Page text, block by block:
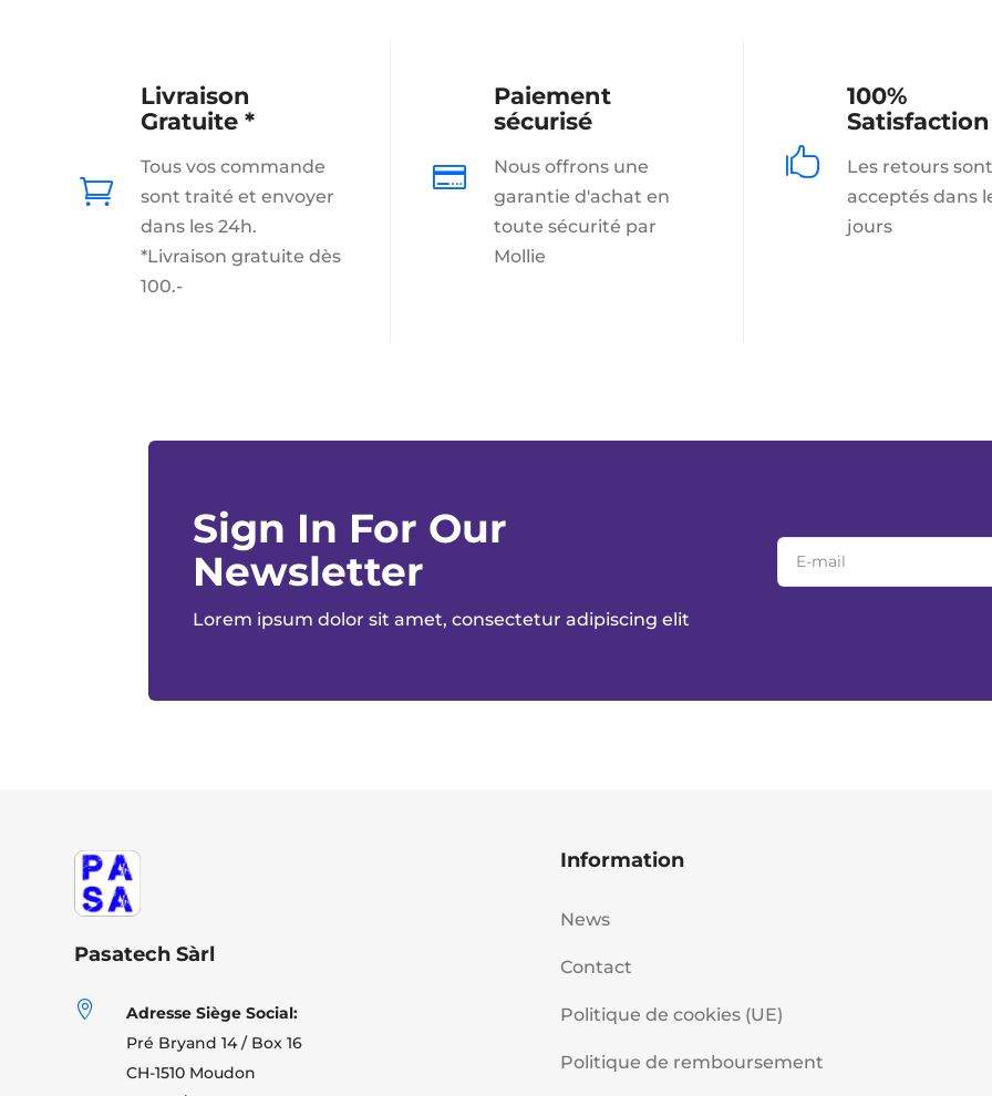

Livraison
Gratuite *
Tous vos commande
sont traité et envoyer
dans les 24h.
*Livraison gratuite dès
100.-

Paiement
sécurisé
Nous offrons une
garantie d'achat en
toute sécurité par
Mollie

100%
Satisfaction
Les retours
acceptés dans
jours
Sign In For Our
Newsletter
Lorem ipsum dolor sit amet, consectetur adipiscing elit
Pasatech Sàrl

Adresse Siège Social:
Pré Bryand 14 / Box 16
CH-1510 Moudon
Information
News
Contact
Politique de cookies (UE)
Politique de remboursement